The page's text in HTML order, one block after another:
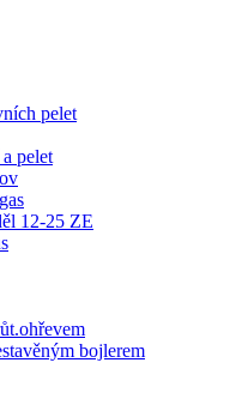
pelet
pelet
12-25 ZE
bojlerem